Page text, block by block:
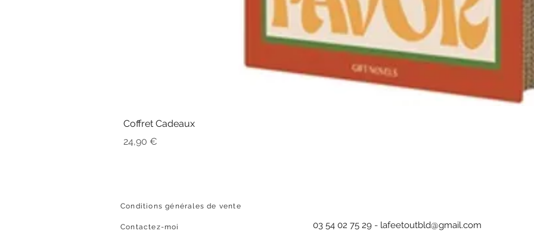
Coffret Cadeaux
Prix
24,90 €
Conditions générales de vente
Contactez-moi 03 54 02 75 29 - lafeetoutbld@gmail.com